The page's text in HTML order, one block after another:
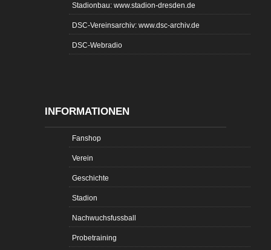
Stadionbau: www.stadion-dresden.de
DSC-Vereinsarchiv: www.dsc-archiv.de
DSC-Webradio
INFORMATIONEN
Fanshop
Verein
Geschichte
Stadion
Nachwuchsfussball
Probetraining